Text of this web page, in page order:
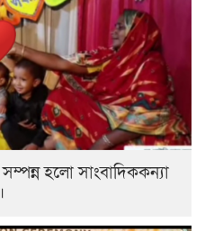
সম্পন্ন হলো সাংবাদিককন্যা